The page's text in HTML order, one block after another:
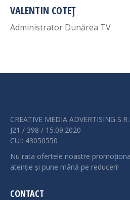
VALENTIN COTEȚ
Administrator Dunărea TV
CREATIVE MEDIA ADVERTISING
J21 / 398 / 15.09.2020
CUI: 43050550
Nu rata ofertele noastre
atenție și pune mână pe reduceri!
CONTACT